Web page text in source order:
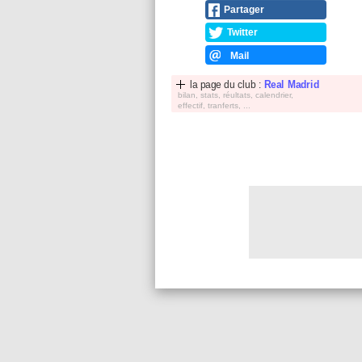
Partager
Twitter
Mail
la page du club : Real Madrid
bilan, stats, réultats, calendrier,
effectif, tranferts, ...